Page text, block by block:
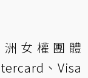
女權團體
、Visa